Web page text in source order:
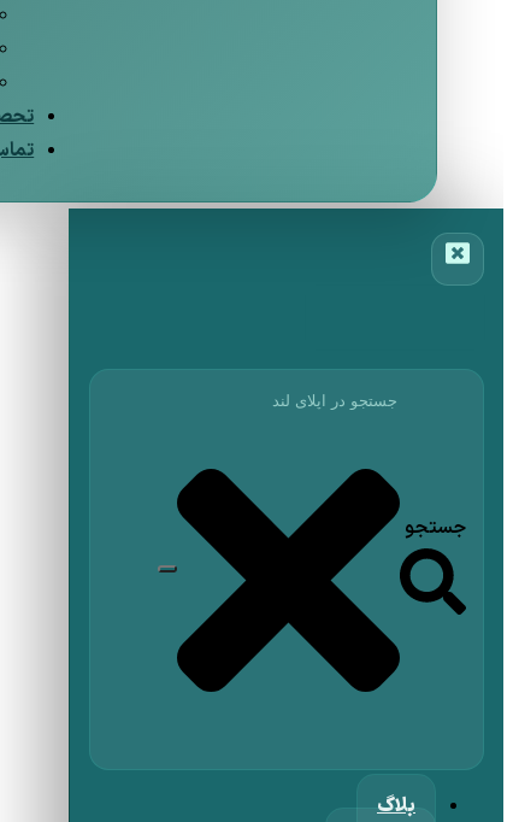
جستجو
بلاگ